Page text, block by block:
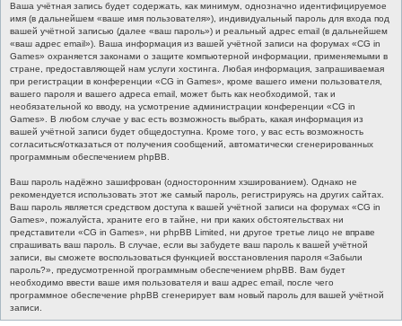
Ваша учётная запись будет содержать, как минимум, однозначно идентифицируемое
имя (в дальнейшем «ваше имя пользователя»), индивидуальный пароль для входа под
вашей учётной записью (далее «ваш пароль») и реальный адрес email (в дальнейшем
«ваш адрес email»). Ваша информация из вашей учётной записи на форумах «CG in
Games» охраняется законами о защите компьютерной информации, применяемыми в
стране, предоставляющей нам услуги хостинга. Любая информация, запрашиваемая
при регистрации в конференции «CG in Games», кроме вашего имени пользователя,
вашего пароля и вашего адреса email, может быть как необходимой, так и
необязательной ко вводу, на усмотрение администрации конференции «CG in
Games». В любом случае у вас есть возможность выбрать, какая информация из
вашей учётной записи будет общедоступна. Кроме того, у вас есть возможность
согласиться/отказаться от получения сообщений, автоматически сгенерированных
программным обеспечением phpBB.
Ваш пароль надёжно зашифрован (односторонним хэшированием). Однако не
рекомендуется использовать этот же самый пароль, регистрируясь на других сайтах.
Ваш пароль является средством доступа к вашей учётной записи на форумах «CG in
Games», пожалуйста, храните его в тайне, ни при каких обстоятельствах ни
представители «CG in Games», ни phpBB Limited, ни другое третье лицо не вправе
спрашивать ваш пароль. В случае, если вы забудете ваш пароль к вашей учётной
записи, вы сможете воспользоваться функцией восстановления пароля «Забыли
пароль?», предусмотренной программным обеспечением phpBB. Вам будет
необходимо ввести ваше имя пользователя и ваш адрес email, после чего
программное обеспечение phpBB сгенерирует вам новый пароль для вашей учётной
записи.